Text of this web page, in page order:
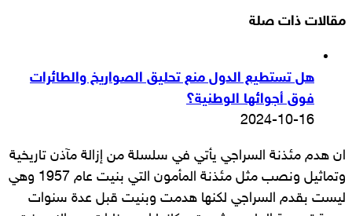
مقالات ذات صلة
هل تستطيع الدول منع تحليق الصواريخ والطائرات
فوق أجوائها الوطنية؟
2024-10-16
ان هدم مئذنة السراجي يأتي في سلسلة من إزالة مآذن تاريخية
وتماثيل ونصب مثل مئذنة المأمون التي بنيت عام 1957 وهي
ليست بقدم السراجي لكنها هدمت وبنيت قبل عدة سنوات